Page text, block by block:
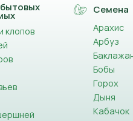
клопов
Семена
Арахис
Арбуз
Бобы
Горох
Дыня
Кабачок